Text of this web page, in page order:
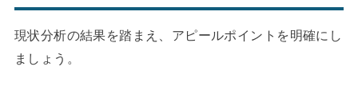
現状分析の結果を踏まえ、アピールポイントを明確にし
ましょう。